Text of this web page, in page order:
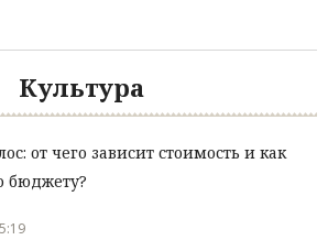
Культура
от чего зависит стоимость и как
бюджету?